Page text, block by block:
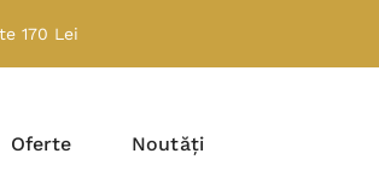
170 Lei
Oferte Noutăți